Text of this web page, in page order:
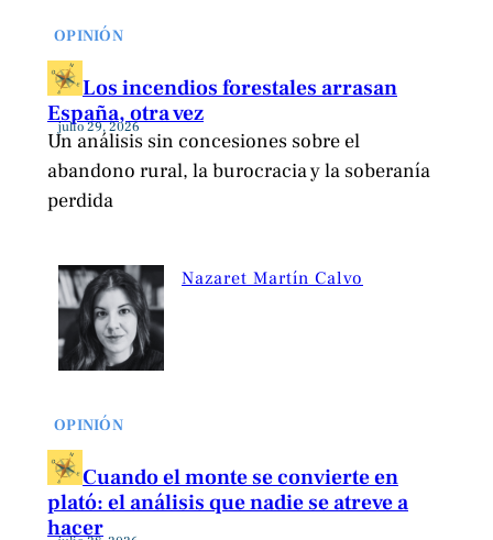
OPINIÓN
Los incendios forestales arrasan
España, otra vez
julio 29, 2026
Un análisis sin concesiones sobre el
abandono rural, la burocracia y la soberanía
perdida
Nazaret Martín Calvo
OPINIÓN
Cuando el monte se convierte en
plató: el análisis que nadie se atreve a
hacer